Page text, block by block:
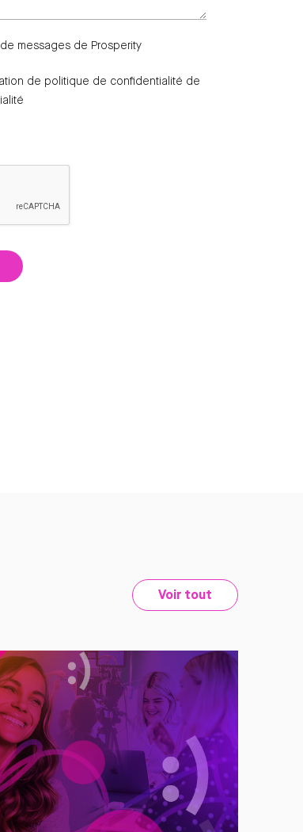
messages de Prosperity
de politique de confidentialité de
Voir tout